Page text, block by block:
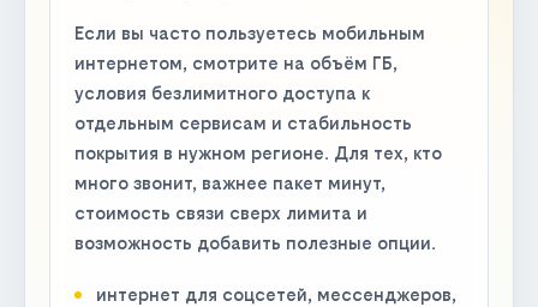
Если вы часто пользуетесь мобильным
интернетом, смотрите на объём ГБ,
условия безлимитного доступа к
отдельным сервисам и стабильность
покрытия в нужном регионе. Для тех, кто
много звонит, важнее пакет минут,
стоимость связи сверх лимита и
возможность добавить полезные опции.
интернет для соцсетей, мессенджеров,